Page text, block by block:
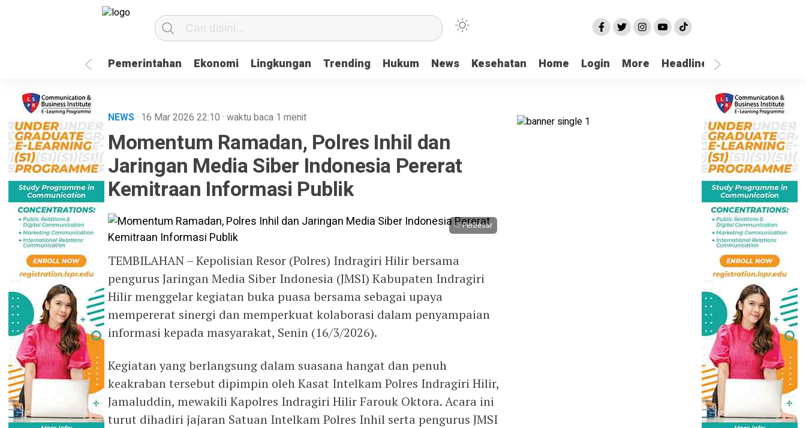
Pemerintahan Ekonomi Lingkungan Trending Hukum News Kesehatan Home Login More Headline Selatpanjang
NEWS· 16 Mar 2026 22:10 · waktu baca 1 menit
Momentum Ramadan, Polres Inhil dan
Jaringan Media Siber Indonesia Pererat
Kemitraan Informasi Publik
Perbesar
TEMBILAHAN – Kepolisian Resor (Polres) Indragiri Hilir bersama
pengurus Jaringan Media Siber Indonesia (JMSI) Kabupaten Indragiri
Hilir menggelar kegiatan buka puasa bersama sebagai upaya
mempererat sinergi dan memperkuat kolaborasi dalam penyampaian
informasi kepada masyarakat, Senin (16/3/2026).
Kegiatan yang berlangsung dalam suasana hangat dan penuh
keakraban tersebut dipimpin oleh Kasat Intelkam Polres Indragiri Hilir,
Jamaluddin, mewakili Kapolres Indragiri Hilir Farouk Oktora. Acara ini
turut dihadiri jajaran Satuan Intelkam Polres Inhil serta pengurus JMSI